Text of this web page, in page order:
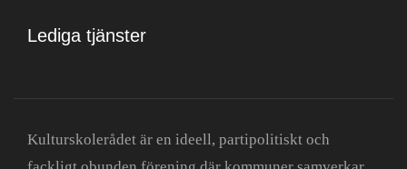
Lediga tjänster
Kulturskolerådet är en ideell, partipolitiskt och